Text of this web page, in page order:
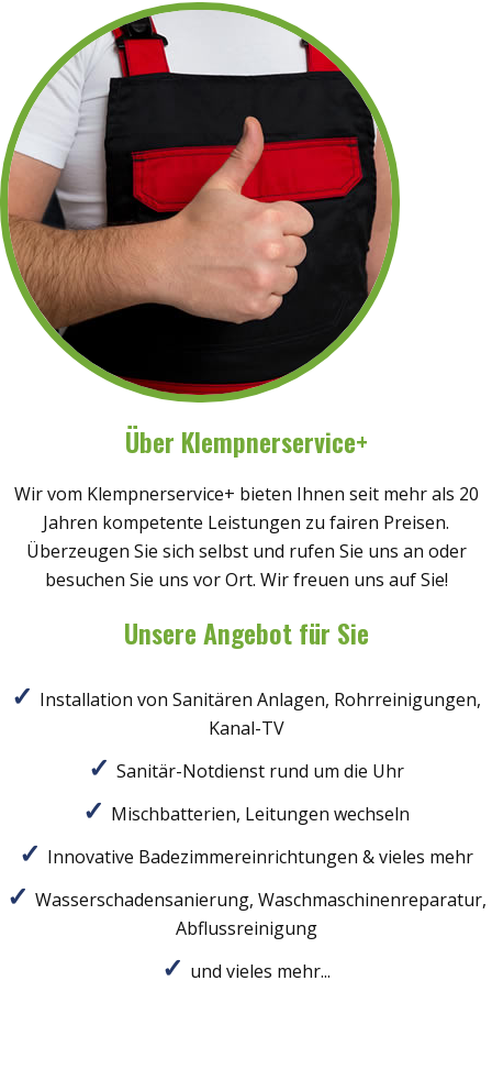
Über Klempnerservice+
Wir vom Klempnerservice+ bieten Ihnen seit mehr als 20
Jahren kompetente Leistungen zu fairen Preisen.
Überzeugen Sie sich selbst und rufen Sie uns an oder
besuchen Sie uns vor Ort. Wir freuen uns auf Sie!
Unsere Angebot für Sie
Installation von Sanitären Anlagen, Rohrreinigungen,
Kanal-TV
Sanitär-Notdienst rund um die Uhr
Mischbatterien, Leitungen wechseln
Innovative Badezimmereinrichtungen & vieles mehr
Wasserschadensanierung, Waschmaschinenreparatur,
Abflussreinigung
und vieles mehr...